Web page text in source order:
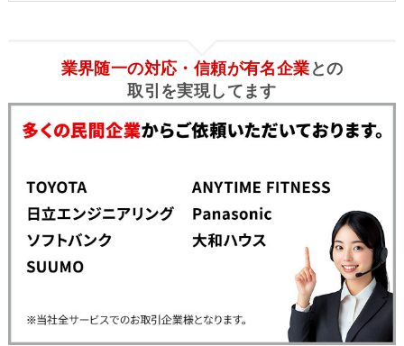
業界随一の対応・信頼が有名企業 との
取引を実現してます